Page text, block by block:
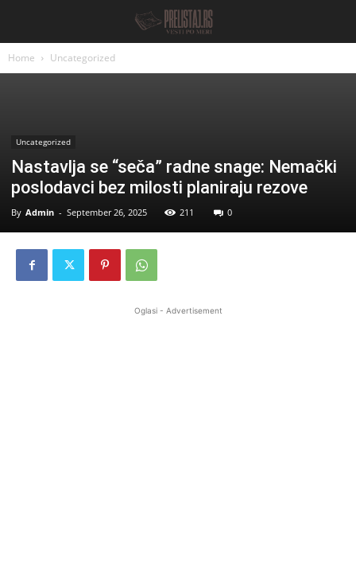
Home Uncategorized
Uncategorized
Nastavlja se “seča” radne snage: Nemački
poslodavci bez milosti planiraju rezove
By Admin - September 26, 2025 211 0
Oglasi - Advertisement